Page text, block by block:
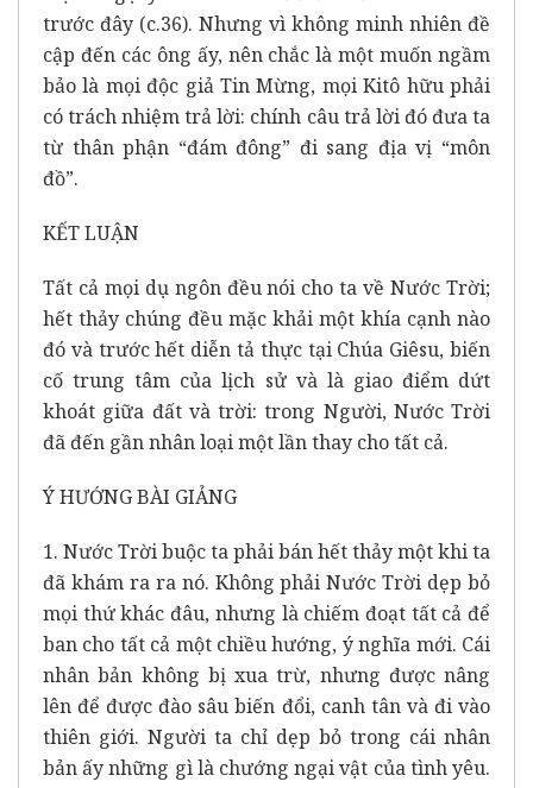
trước đây (c.36). Nhưng vì không minh nhiên đề
cập đến các ông ấy, nên chắc là một muốn ngầm
bảo là mọi độc giả Tin Mừng, mọi Kitô hữu phải
có trách nhiệm trả lời: chính câu trả lời đó đưa ta
từ thân phận “đám đông” đi sang địa vị “môn
đồ”.
KẾT LUẬN
Tất cả mọi dụ ngôn đều nói cho ta về Nước Trời;
hết thảy chúng đều mặc khải một khía cạnh nào
đó và trước hết diễn tả thực tại Chúa Giêsu, biến
cố trung tâm của lịch sử và là giao điểm dứt
khoát giữa đất và trời: trong Người, Nước Trời
đã đến gần nhân loại một lần thay cho tất cả.
Ý HƯỚNG BÀI GIẢNG
1. Nước Trời buộc ta phải bán hết thảy một khi ta
đã khám ra ra nó. Không phải Nước Trời dẹp bỏ
mọi thứ khác đâu, nhưng là chiếm đoạt tất cả để
ban cho tất cả một chiều hướng, ý nghĩa mới. Cái
nhân bản không bị xua trừ, nhưng được nâng
lên để được đào sâu biến đổi, canh tân và đi vào
thiên giới. Người ta chỉ dẹp bỏ trong cái nhân
bản ấy những gì là chướng ngại vật của tình yêu.